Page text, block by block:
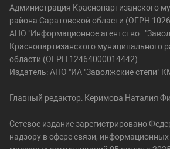
Администрация Краснопартизанского
района Саратовской области (ОГРН
АНО "Информационное агентство
Краснопартизанского муниципального
области (ОГРН 12464000014442)
Издатель: АНО "ИА "Заволжские степи"
Главный редактор: Керимова Наталия
Сетевое издание зарегистрировано
надзору в сфере связи, информационных